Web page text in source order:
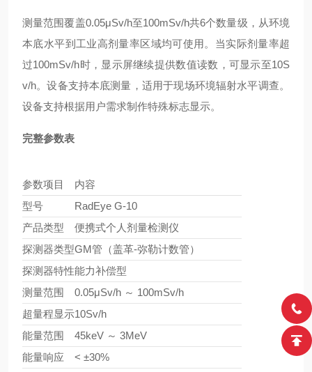
测量范围覆盖0.05μSv/h至100mSv/h共6个数量级，从环境
本底水平到工业高剂量率区域均可使用。当实际剂量率超
过100mSv/h时，显示屏继续提供数值读数，可显示至10S
v/h。设备支持本底测量，适用于现场环境辐射水平调查。
设备支持根据用户需求制作特殊标志显示。
完整参数表
参数项目
内容
型号
RadEye G-10
产品类型
便携式个人剂量检测仪
探测器类型GM管（盖革-弥勒计数管）
探测器特性能力补偿型
测量范围
0.05μSv/h ～ 100mSv/h
超量程显示10Sv/h
能量范围
45keV ～ 3MeV
能量响应
< ±30%